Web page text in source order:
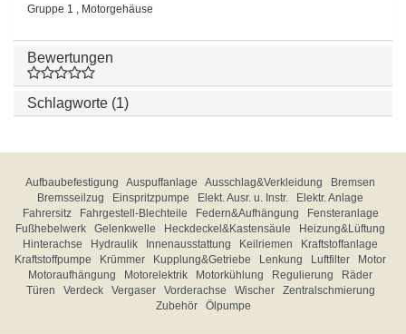
Gruppe 1 , Motorgehäuse
Bewertungen
Schlagworte (1)
Aufbaubefestigung Auspuffanlage Ausschlag&Verkleidung
Bremsen
Bremsseilzug
Einspritzpumpe Elekt. Ausr. u. Instr.
Elektr. Anlage
Fahrersitz
Fahrgestell-Blechteile Federn&Aufhängung
Fensteranlage
Fußhebelwerk
Gelenkwelle Heckdeckel&Kastensäule
Heizung&Lüftung
Hinterachse
Hydraulik Innenausstattung Keilriemen
Kraftstoffanlage
Kraftstoffpumpe
Krümmer Kupplung&Getriebe Lenkung Luftfilter
Motor
Motoraufhängung
Motorelektrik Motorkühlung Regulierung
Räder
Türen
Verdeck Vergaser Vorderachse Wischer
Zentralschmierung
Zubehör
Ölpumpe